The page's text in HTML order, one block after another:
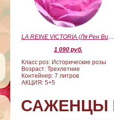
LA REINE VICTORIA (Ля Рен Виктория)
1 090 руб.
Класс роз: Исторические розы
Возраст: Трехлетние
Контейнер: 7 литров
АКЦИЯ: 5+5
САЖЕНЦЫ